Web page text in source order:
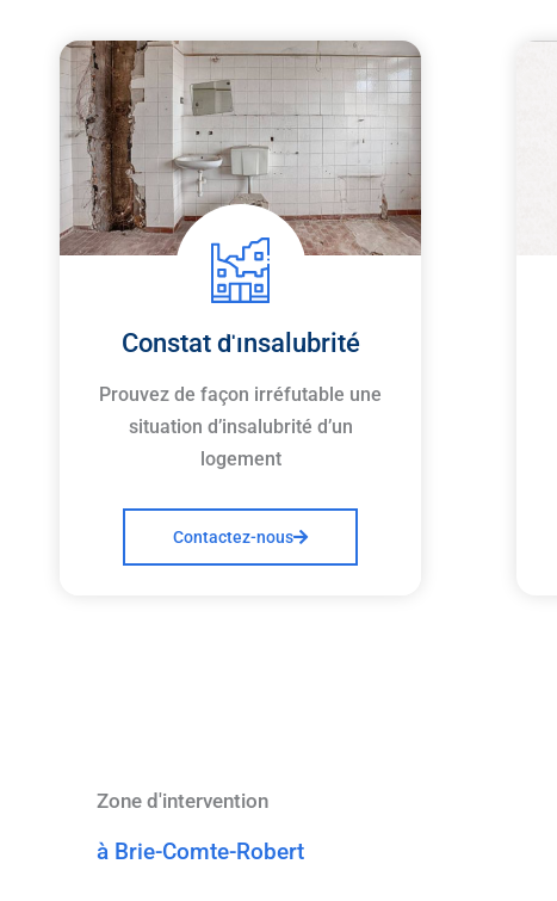
Constat d'insalubrité
Prouvez de façon irréfutable une
situation d’insalubrité d’un
logement
Contactez-nous
Zone d'intervention
à Brie-Comte-Robert